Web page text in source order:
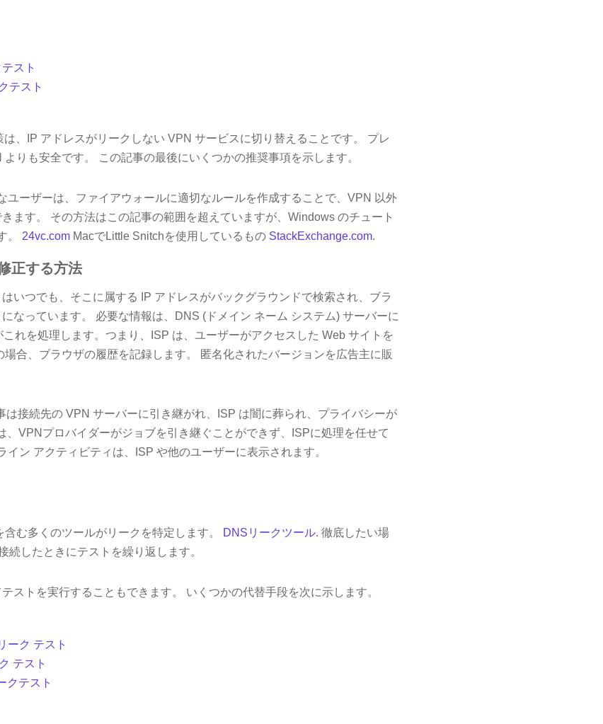
スト
テスト
は、IP アドレスがリークしない VPN サービスに切り替えることです。 プレ
りも安全です。 この記事の最後にいくつかの推奨事項を示します。
ユーザーは、ファイアウォールに適切なルールを作成することで、VPN 以外
ます。 その方法はこの記事の範囲を超えていますが、Windows のチュート
。 24vc.com MacでLittle Snitchを使用しているもの StackExchange.com.
正する方法
いつでも、そこに属する IP アドレスがバックグラウンドで検索され、ブラ
なっています。 必要な情報は、DNS (ドメイン ネーム システム) サーバーに
れを処理します。つまり、ISP は、ユーザーがアクセスした Web サイトを
合、ブラウザの履歴を記録します。 匿名化されたバージョンを広告主に販
は接続先の VPN サーバーに引き継がれ、ISP は闇に葬られ、プライバシーが
、VPNプロバイダーがジョブを引き継ぐことができず、ISPに処理を任せて
イン アクティビティは、ISP や他のユーザーに表示されます。
む多くのツールがリークを特定します。 DNSリークツール. 徹底したい場
続したときにテストを繰り返します。
ストを実行することもできます。 いくつかの代替手段を次に示します。
ーク テスト
テスト
クテスト